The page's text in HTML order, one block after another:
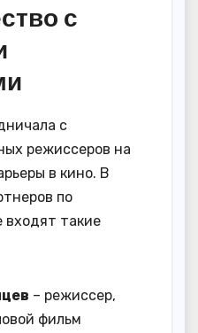
с
с
режиссеров на
в кино. В
по
входят такие
– режиссер,
фильм